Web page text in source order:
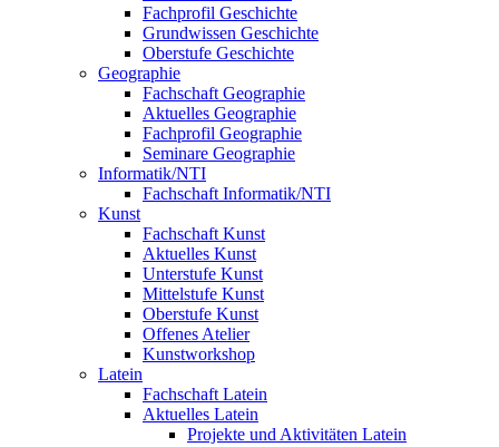
Fachprofil Geschichte
Grundwissen Geschichte
Oberstufe Geschichte
Geographie
Fachschaft Geographie
Aktuelles Geographie
Fachprofil Geographie
Seminare Geographie
Informatik/NTI
Fachschaft Informatik/NTI
Kunst
Fachschaft Kunst
Aktuelles Kunst
Unterstufe Kunst
Mittelstufe Kunst
Oberstufe Kunst
Offenes Atelier
Kunstworkshop
Latein
Fachschaft Latein
Aktuelles Latein
Projekte und Aktivitäten Latein